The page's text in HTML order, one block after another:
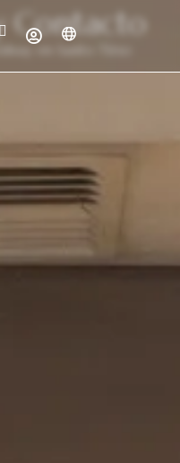
Contacto
en Santo Tirso